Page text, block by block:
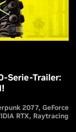
Serie-Trailer:
2077 GeForce
RTX Raytracing